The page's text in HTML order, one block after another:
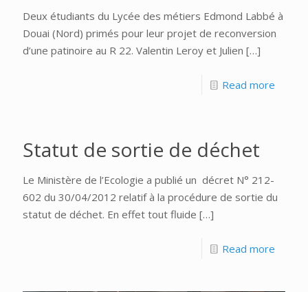
Deux étudiants du Lycée des métiers Edmond Labbé à
Douai (Nord) primés pour leur projet de reconversion
d’une patinoire au R 22. Valentin Leroy et Julien […]
Read more
Statut de sortie de déchet
Le Ministère de l’Ecologie a publié un décret N° 212-
602 du 30/04/2012 relatif à la procédure de sortie du
statut de déchet. En effet tout fluide […]
Read more